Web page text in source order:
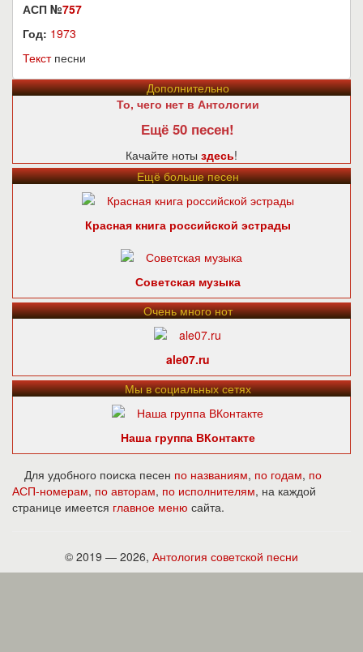
АСП №757
Год: 1973
Текстпесни
Дополнительно
То, чего нет в Антологии
Ещё 50 песен!
Качайте ноты здесь!
Ещё больше песен
Красная книга российской эстрады
Советская музыка
Очень много нот
ale07.ru
Мы в социальных сетях
Наша группа ВКонтакте
Для удобного поиска песен по названиям, по годам, по
АСП-номерам, по авторам, по исполнителям, на каждой
странице имеется главное меню сайта.
© 2019 — 2026, Антология советской песни